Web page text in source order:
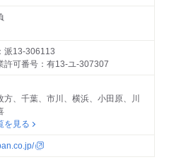
派13-306113
許可番号：有13-ユ-307307
方、千葉、市川、横浜、小田原、川
を見る